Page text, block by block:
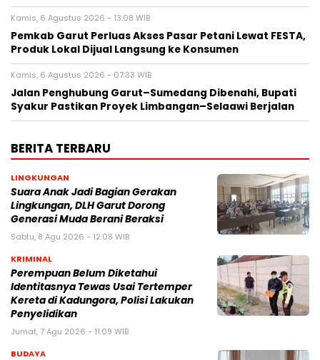
Kamis, 6 Agustus 2026 - 13:08 WIB
Pemkab Garut Perluas Akses Pasar Petani Lewat FESTA,
Produk Lokal Dijual Langsung ke Konsumen
Kamis, 6 Agustus 2026 - 07:33 WIB
Jalan Penghubung Garut–Sumedang Dibenahi, Bupati
Syakur Pastikan Proyek Limbangan–Selaawi Berjalan
BERITA TERBARU
LINGKUNGAN
Suara Anak Jadi Bagian Gerakan
Lingkungan, DLH Garut Dorong
Generasi Muda Berani Beraksi
Sabtu, 8 Agu 2026 - 12:08 WIB
KRIMINAL
Perempuan Belum Diketahui
Identitasnya Tewas Usai Tertemper
Kereta di Kadungora, Polisi Lakukan
Penyelidikan
Jumat, 7 Agu 2026 - 11:09 WIB
BUDAYA